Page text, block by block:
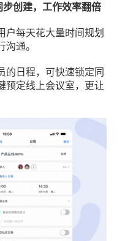
创建，工作效率翻倍
户每天花大量时间规划
通。
的日程，可快速锁定同
预定线上会议室，更让